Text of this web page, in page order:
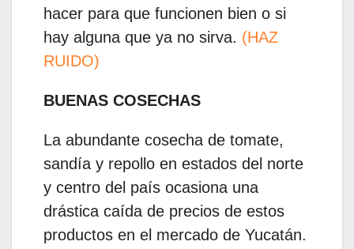
hacer para que funcionen bien o si
hay alguna que ya no sirva. (HAZ
RUIDO)
BUENAS COSECHAS
La abundante cosecha de tomate,
sandía y repollo en estados del norte
y centro del país ocasiona una
drástica caída de precios de estos
productos en el mercado de Yucatán.